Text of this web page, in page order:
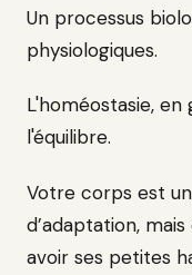
Un processus
physiologiques.
L'homéostasie, en
l'équilibre.
Votre corps est
d’adaptation,
avoir ses petites